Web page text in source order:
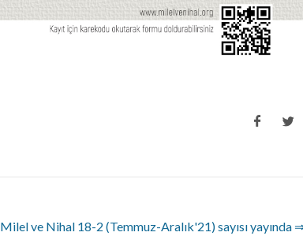
Milel ve Nihal 18-2 (Temmuz-Aralık'21) sayısı yayında